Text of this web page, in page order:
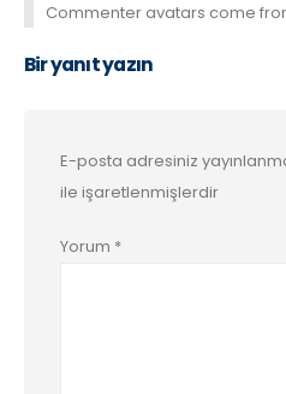
Commenter avatars come
Bir yanıt yazın
E-posta adresiniz
ile işaretlenmişlerdir
Yorum *